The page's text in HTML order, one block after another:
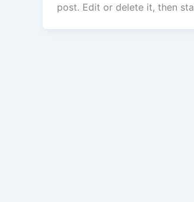
post. Edit or delete it, then